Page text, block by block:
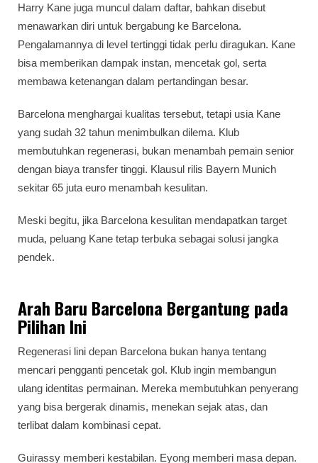
Harry Kane juga muncul dalam daftar, bahkan disebut
menawarkan diri untuk bergabung ke Barcelona.
Pengalamannya di level tertinggi tidak perlu diragukan. Kane
bisa memberikan dampak instan, mencetak gol, serta
membawa ketenangan dalam pertandingan besar.
Barcelona menghargai kualitas tersebut, tetapi usia Kane
yang sudah 32 tahun menimbulkan dilema. Klub
membutuhkan regenerasi, bukan menambah pemain senior
dengan biaya transfer tinggi. Klausul rilis Bayern Munich
sekitar 65 juta euro menambah kesulitan.
Meski begitu, jika Barcelona kesulitan mendapatkan target
muda, peluang Kane tetap terbuka sebagai solusi jangka
pendek.
Arah Baru Barcelona Bergantung pada
Pilihan Ini
Regenerasi lini depan Barcelona bukan hanya tentang
mencari pengganti pencetak gol. Klub ingin membangun
ulang identitas permainan. Mereka membutuhkan penyerang
yang bisa bergerak dinamis, menekan sejak atas, dan
terlibat dalam kombinasi cepat.
Guirassy memberi kestabilan. Eyong memberi masa depan.